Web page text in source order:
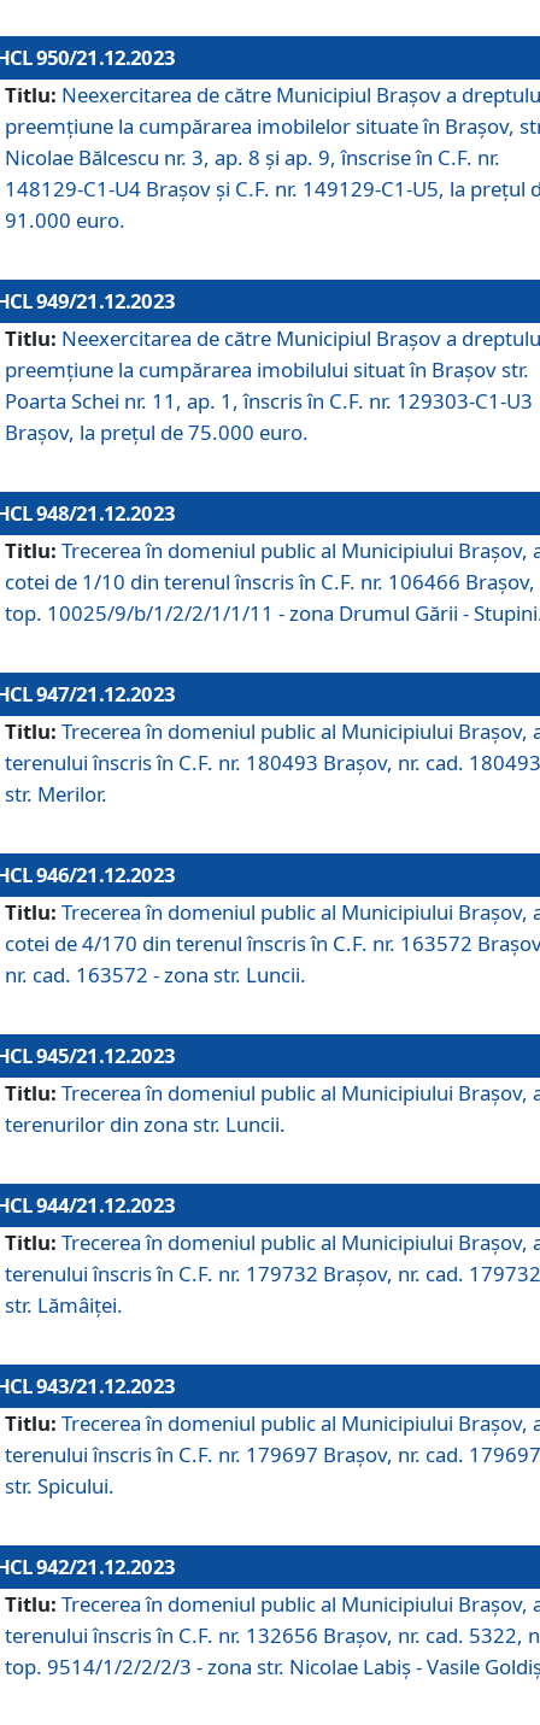
950/21.12.2023
Titlu: Neexercitarea de către Municipiul Brașov a
preemțiune la cumpărarea imobilelor situate în Brașov,
Nicolae Bălcescu nr. 3, ap. 8 și ap. 9, înscrise în C.F. nr.
148129-C1-U4 Brașov și C.F. nr. 149129-C1-U5, la prețul
91.000 euro.
949/21.12.2023
Titlu: Neexercitarea de către Municipiul Brașov a
preemțiune la cumpărarea imobilului situat în Brașov str.
Poarta Schei nr. 11, ap. 1, înscris în C.F. nr. 129303-C1-U3
Brașov, la prețul de 75.000 euro.
948/21.12.2023
Titlu: Trecerea în domeniul public al Municipiului Braşov,
cotei de 1/10 din terenul înscris în C.F. nr. 106466 Brașov,
top. 10025/9/b/1/2/2/1/1/11 - zona Drumul Gării -
947/21.12.2023
Titlu: Trecerea în domeniul public al Municipiului Braşov,
terenului înscris în C.F. nr. 180493 Brașov, nr. cad.
str. Merilor.
946/21.12.2023
Titlu: Trecerea în domeniul public al Municipiului Braşov,
cotei de 4/170 din terenul înscris în C.F. nr. 163572
nr. cad. 163572 - zona str. Luncii.
945/21.12.2023
Titlu: Trecerea în domeniul public al Municipiului Braşov,
terenurilor din zona str. Luncii.
944/21.12.2023
Titlu: Trecerea în domeniul public al Municipiului Braşov,
terenului înscris în C.F. nr. 179732 Brașov, nr. cad.
str. Lămâiței.
943/21.12.2023
Titlu: Trecerea în domeniul public al Municipiului Braşov,
terenului înscris în C.F. nr. 179697 Brașov, nr. cad.
str. Spicului.
942/21.12.2023
Titlu: Trecerea în domeniul public al Municipiului Braşov,
terenului înscris în C.F. nr. 132656 Brașov, nr. cad. 5322,
top. 9514/1/2/2/2/3 - zona str. Nicolae Labiș - Vasile